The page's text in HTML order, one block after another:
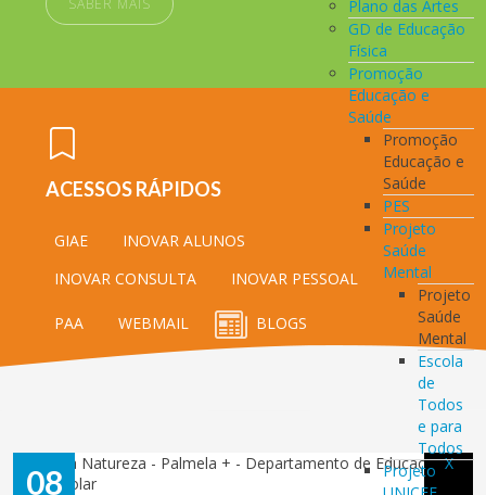
Plano das Artes
GD de Educação
Física
Promoção
Educação e
Saúde
Promoção
Educação e
Saúde
PES
Projeto
Saúde
Mental
Projeto
Saúde
Mental
Escola
de
Todos
e para
Todos
Projeto
SABER MAIS
ACESSOS RÁPIDOS
GIAE
INOVAR ALUNOS
INOVAR CONSULTA
INOVAR PESSOAL
PAA WEBMAIL BLOGS
08 X